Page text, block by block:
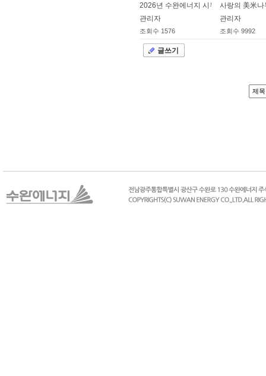
2026년 수완에너지 시무식
관리자
조회수 1576
2026.01.02
사랑의 美米
관리자
조회수 9992
글쓰기